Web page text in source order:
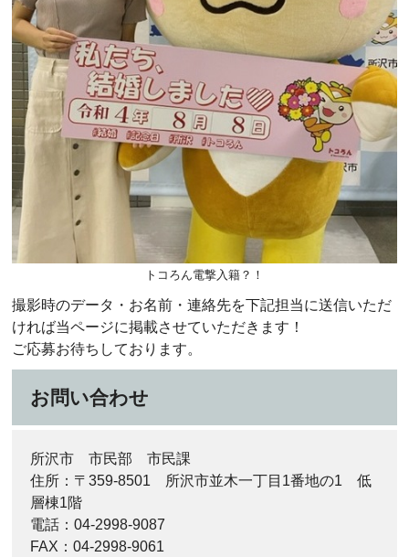
トコろん電撃入籍？！
撮影時のデータ・お名前・連絡先を下記担当に送信いただ
ければ当ページに掲載させていただきます！
ご応募お待ちしております。
お問い合わせ
所沢市 市民部 市民課
住所：〒359-8501 所沢市並木一丁目1番地の1 低
層棟1階
電話：04-2998-9087
FAX：04-2998-9061